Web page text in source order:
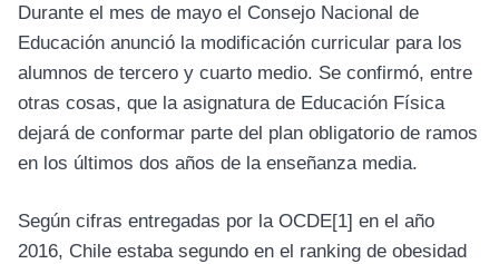
Durante el mes de mayo el Consejo Nacional de
Educación anunció la modificación curricular para los
alumnos de tercero y cuarto medio. Se confirmó, entre
otras cosas, que la asignatura de Educación Física
dejará de conformar parte del plan obligatorio de ramos
en los últimos dos años de la enseñanza media.
Según cifras entregadas por la OCDE[1] en el año
2016, Chile estaba segundo en el ranking de obesidad